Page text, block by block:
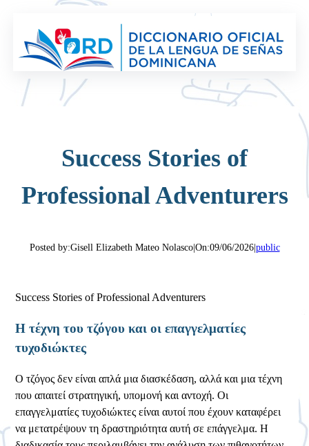
contenido
Success Stories of
Professional Adventurers
Posted by:Gisell Elizabeth Mateo Nolasco| On:09/06/2026| public
Success Stories of Professional Adventurers
Η τέχνη του τζόγου και οι επαγγελματίες
τυχοδιώκτες
Ο τζόγος δεν είναι απλά μια διασκέδαση, αλλά και μια τέχνη
που απαιτεί στρατηγική, υπομονή και αντοχή. Οι
επαγγελματίες τυχοδιώκτες είναι αυτοί που έχουν καταφέρει
να μετατρέψουν τη δραστηριότητα αυτή σε επάγγελμα. Η